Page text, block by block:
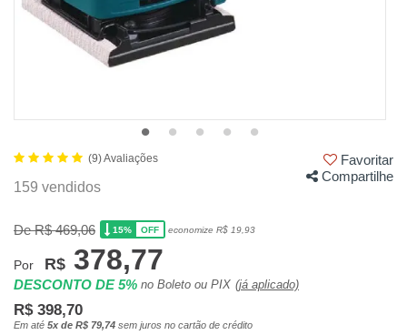
(9) Avaliações
Favoritar
159 vendidos
Compartilhe
De R$ 469,06 15% OFF economize R$ 19,93
Por R$ 378,77
DESCONTO DE 5% no Boleto ou PIX (já aplicado)
R$ 398,70
Em até 5x de R$ 79,74 sem juros no cartão de crédito